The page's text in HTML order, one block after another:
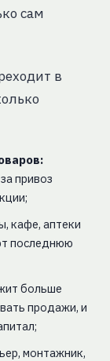
сам
в
привоз
кафе, аптеки
последнюю
больше
продажи, и
монтажник,